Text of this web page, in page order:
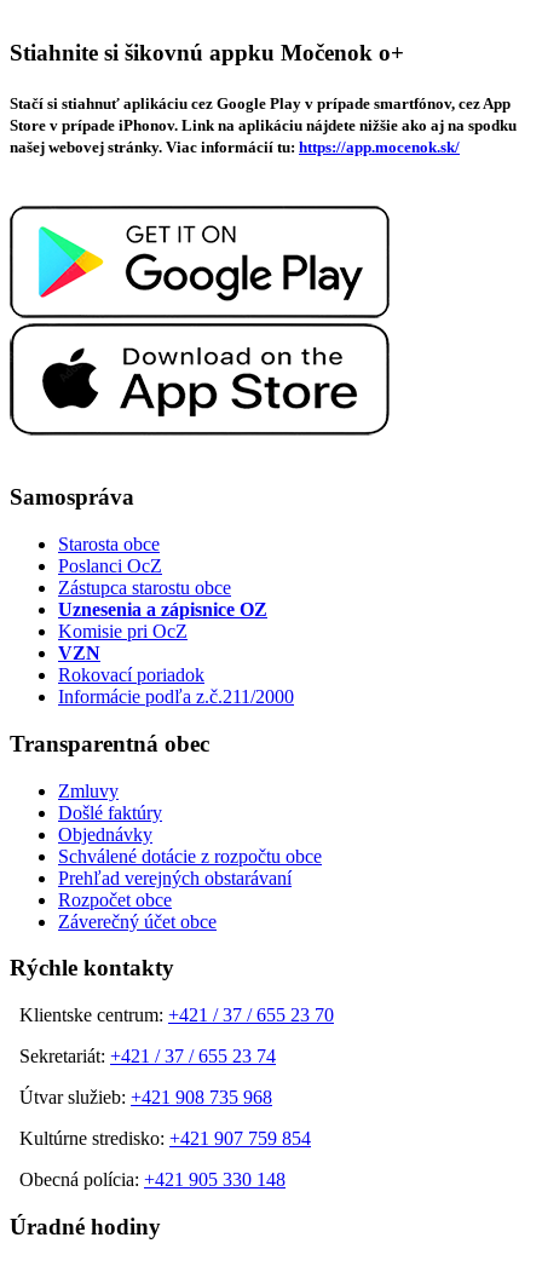
Stiahnite si šikovnú appku Močenok o+
Stačí si stiahnuť aplikáciu cez Google Play v prípade smartfónov, cez App
Store v prípade iPhonov. Link na aplikáciu nájdete nižšie ako aj na spodku
našej webovej stránky. Viac informácií tu: https://app.mocenok.sk/
Samospráva
Starosta obce
Poslanci OcZ
Zástupca starostu obce
Uznesenia a zápisnice OZ
Komisie pri OcZ
VZN
Rokovací poriadok
Informácie podľa z.č.211/2000
Transparentná obec
Zmluvy
Došlé faktúry
Objednávky
Schválené dotácie z rozpočtu obce
Prehľad verejných obstarávaní
Rozpočet obce
Záverečný účet obce
Rýchle kontakty
Klientske centrum: +421 / 37 / 655 23 70
Sekretariát: +421 / 37 / 655 23 74
Útvar služieb: +421 908 735 968
Kultúrne stredisko: +421 907 759 854
Obecná polícia: +421 905 330 148
Úradné hodiny